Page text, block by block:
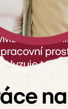
2
zatímco